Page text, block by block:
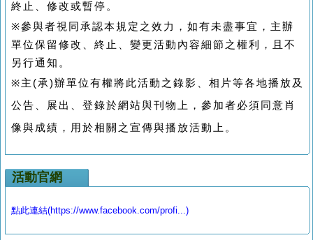
終止、修改或暫停。
※參與者視同承認本規定之效力，如有未盡事宜，主辦
單位保留修改、終止、變更活動內容細節之權利，且不
另行通知。
※主(承)辦單位有權將此活動之錄影、相片等各地播放及
公告、展出、登錄於網站與刊物上，參加者必須同意肖
像與成績，用於相關之宣傳與播放活動上。
活動官網
點此連結(https://www.facebook.com/profi...)